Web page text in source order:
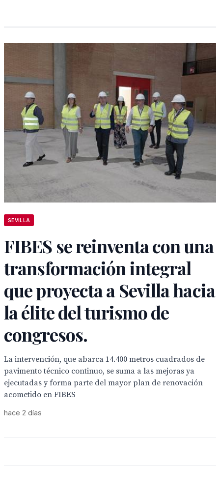
SEVILLA
FIBES se reinventa con una
transformación integral
que proyecta a Sevilla hacia
la élite del turismo de
congresos.
La intervención, que abarca 14.400 metros cuadrados de
pavimento técnico continuo, se suma a las mejoras ya
ejecutadas y forma parte del mayor plan de renovación
acometido en FIBES
hace 2 días